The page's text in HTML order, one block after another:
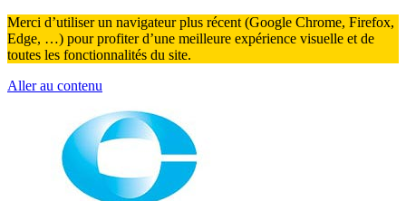
Merci d’utiliser un navigateur plus récent (Google Chrome, Firefox,
Edge, …) pour profiter d’une meilleure expérience visuelle et de
toutes les fonctionnalités du site.
Aller au contenu